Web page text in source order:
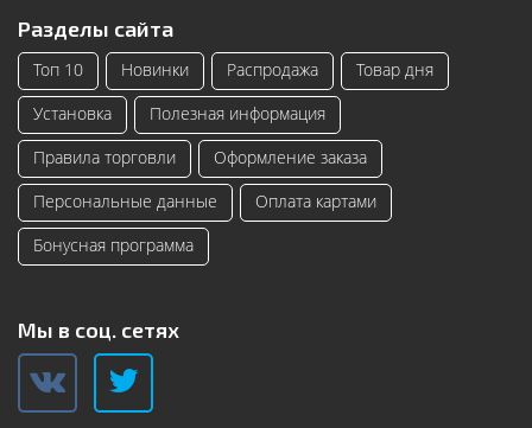
Разделы сайта
Топ 10 Новинки Распродажа
Товар дня
Установка
Полезная информация
Правила торговли
Оформление заказа
Персональные данные
Оплата картами
Бонусная программа
Мы в соц. сетях